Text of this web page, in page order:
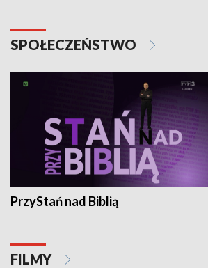
SPOŁECZEŃSTWO
PrzyStań nad Biblią
FILMY